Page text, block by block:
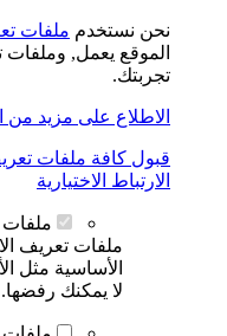
نحن نستخدم ملفات
الموقع يعمل, وملفات
تجربتك.
الاطلاع على مزيد من
قبول كافة ملفات
الارتباط الاختيارية
ملفات
ملفات تعريف
الأساسية مثل
لا يمكنك رفضها.